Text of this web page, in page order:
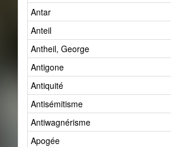
Antar
Anteil
Antheil, George
Antigone
Antiquité
Antisémitisme
Antiwagnérisme
Apogée